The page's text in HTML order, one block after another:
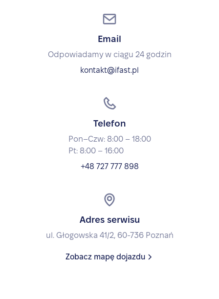
Email
Odpowiadamy w ciągu 24 godzin
kontakt@ifast.pl
Telefon
Pon–Czw: 8:00 – 18:00
Pt: 8:00 – 16:00
+48 727 777 898
Adres serwisu
ul. Głogowska 41/2, 60-736 Poznań
Zobacz mapę dojazdu